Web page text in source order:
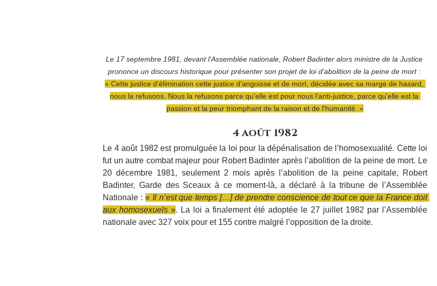
Le 17 septembre 1981, devant l'Assemblée nationale, Robert Badinter alors ministre de la Justice
prononce un discours historique pour présenter son projet de loi d'abolition de la peine de mort :
« Cette justice d'élimination cette justice d'angoisse et de mort, décidée avec sa marge de hasard,
nous la refusons. Nous la refusons parce qu'elle est pour nous l'anti-justice, parce qu'elle est la
passion et la peur triomphant de la raison et de l'humanité. »
4 août 1982
Le 4 août 1982 est promulguée la loi pour la dépénalisation de l’homosexualité. Cette loi
fut un autre combat majeur pour Robert Badinter après l’abolition de la peine de mort. Le
20 décembre 1981, seulement 2 mois après l’abolition de la peine capitale, Robert
Badinter, Garde des Sceaux à ce moment-là, a déclaré à la tribune de l’Assemblée
Nationale : « Il n’est que temps […] de prendre conscience de tout ce que la France doit
aux homosexuels ». La loi a finalement été adoptée le 27 juillet 1982 par l’Assemblée
nationale avec 327 voix pour et 155 contre malgré l’opposition de la droite.